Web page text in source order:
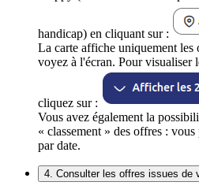
handicap) en cliquant sur :
La carte affiche uniquement
voyez à l'écran. Pour visualiser
cliquez sur :
Vous avez également la
« classement » des offres :
par date.
4. Consulter les offres issues de